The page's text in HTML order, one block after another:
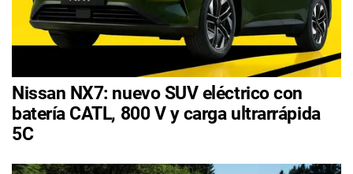
Nissan NX7: nuevo SUV eléctrico con
batería CATL, 800 V y carga ultrarrápida
5C